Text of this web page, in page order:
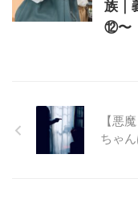
族｜
⑫〜
【悪
ちゃ